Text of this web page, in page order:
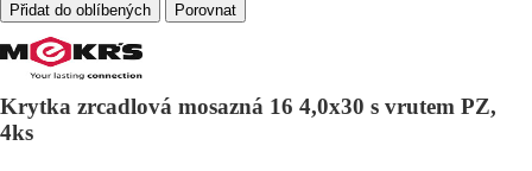
Porovnat
Krytka zrcadlová mosazná 16 4,0x30 s vrutem PZ,
4ks